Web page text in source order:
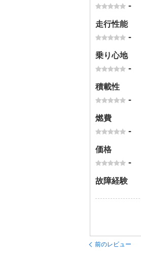
-
走行性能
-
乗り心地
-
積載性
-
燃費
-
価格
-
故障経験
前のレビュー